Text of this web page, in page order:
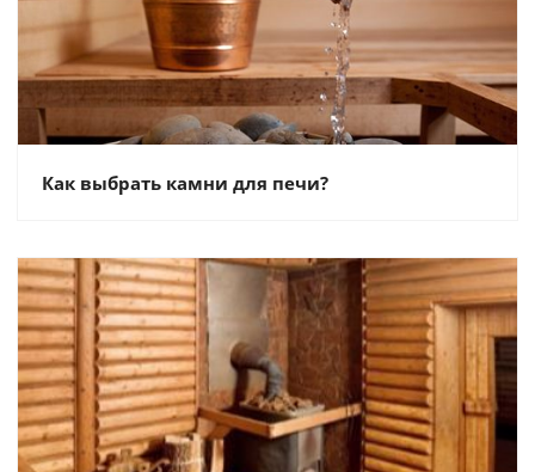
Как выбрать камни для печи?